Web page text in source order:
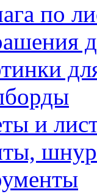
по
и